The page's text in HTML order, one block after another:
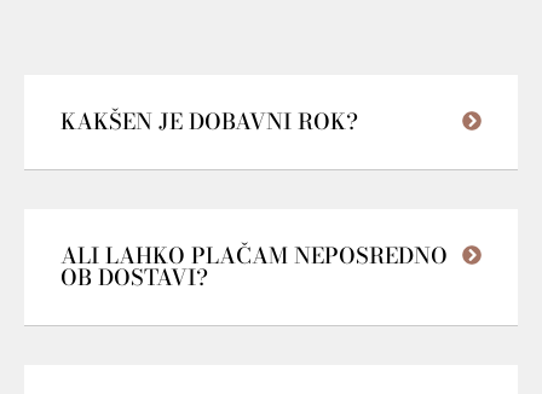
KAKŠEN JE DOBAVNI ROK?
ALI LAHKO PLAČAM NEPOSREDNO
OB DOSTAVI?